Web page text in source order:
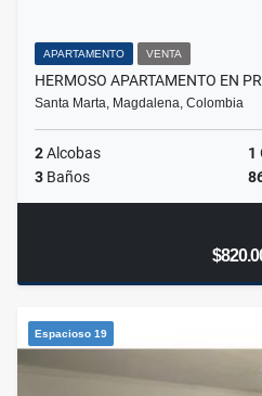
APARTAMENTO VENTA
HERMOSO APARTAMENTO EN
Santa Marta, Magdalena, Colombia
2Alcobas 1
3 Baños
Espacioso 19